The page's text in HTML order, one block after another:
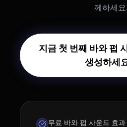
께하세요.
지금 첫 번째 바와 펍
생성하세
무료 바와 펍 사운드 효